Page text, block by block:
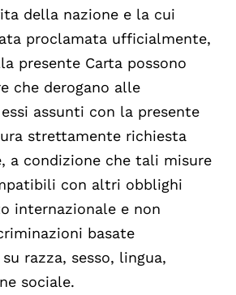
della nazione e la cui
proclamata ufficialmente,
presente Carta possono
che derogano alle
assunti con la presente
strettamente richiesta
a condizione che tali misure
con altri obblighi
internazionale e non
basate
razza, sesso, lingua,
sociale.